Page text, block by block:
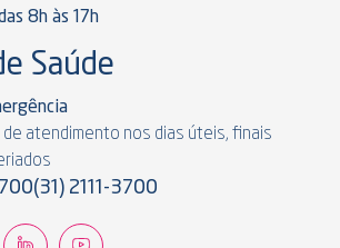
8h às 17h
Saúde
atendimento nos dias úteis, finais
(31) 2111-3700